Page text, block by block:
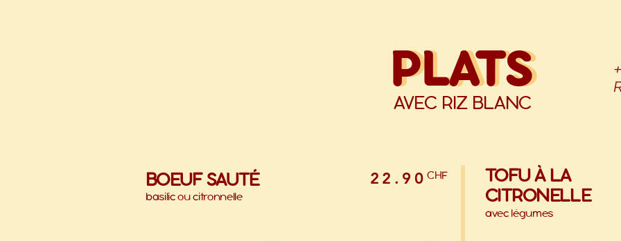
PLATS
AVEC RIZ BLANC
PLATS
BOEUF SAUTÉ 22.90
basilic ou citronnelle
CHF
TOFU À LA
CITRONELLE
avec légumes